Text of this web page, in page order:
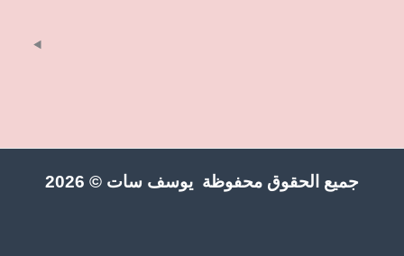
جميع الحقوق محفوظة يوسف سات © 2026